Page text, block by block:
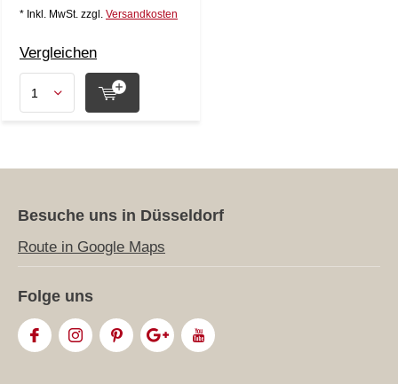
* Inkl. MwSt. zzgl. Versandkosten
Vergleichen
Besuche uns in Düsseldorf
Route in Google Maps
Folge uns